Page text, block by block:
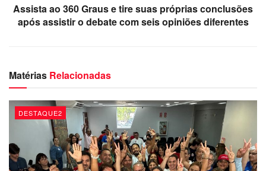
Fundamental e Médio Senador Rui Carneiro.
Assista ao 360 Graus e tire suas próprias conclusões
após assistir o debate com seis opiniões diferentes
Matérias Relacionadas
DESTAQUE2